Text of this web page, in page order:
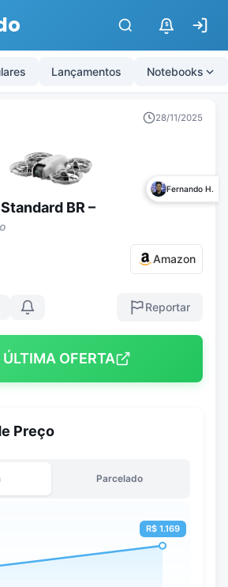
$
Lançamentos Notebooks
28/11/2025
Fernando H.
BR –
Amazon
Reportar
ÚLTIMA OFERTA
Preço
Parcelado